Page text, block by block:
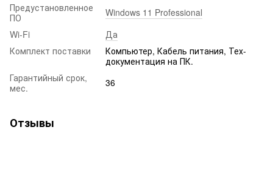
Предустановленное
ПО
Windows 11 Professional
Wi-Fi
Да
Комплект поставки
Компьютер, Кабель питания, Тех-
документация на ПК.
Гарантийный срок,
мес.
36
Отзывы